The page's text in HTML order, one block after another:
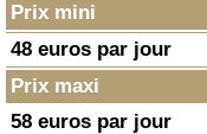
Prix mini
48 euros par jour
Prix maxi
58 euros par jour